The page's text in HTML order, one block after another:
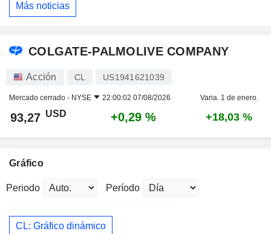
Más noticias
COLGATE-PALMOLIVE COMPANY
Acción CL US1941621039
Mercado cerrado - NYSE 22:00:02 07/08/2026 Varia. 1 de enero.
93,27 USD +0,29 % +18,03 %
Gráfico
Periodo Período
CL: Gráfico dinámico